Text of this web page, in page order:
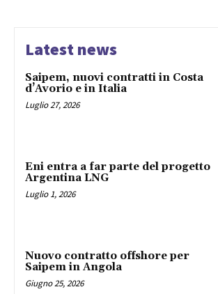
Latest news
Saipem, nuovi contratti in Costa
d’Avorio e in Italia
Luglio 27, 2026
Eni entra a far parte del progetto
Argentina LNG
Luglio 1, 2026
Nuovo contratto offshore per
Saipem in Angola
Giugno 25, 2026